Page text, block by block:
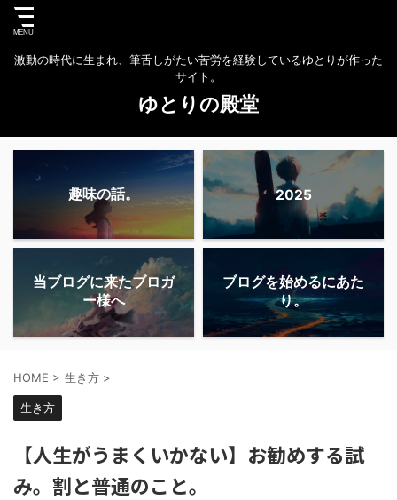
激動の時代に生まれ、筆舌しがたい苦労を経験しているゆとりが作った
サイト。
ゆとりの殿堂
趣味の話。 2025
当ブログに来たブロガ
ー様へ
ブログを始めるにあた
り。
HOME > 生き方 >
生き方
【人生がうまくいかない】お勧めする試
み。割と普通のこと。